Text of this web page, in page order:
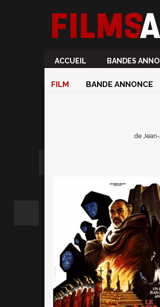
ACCUEIL BANDES
FILM BANDE ANNONCE
de